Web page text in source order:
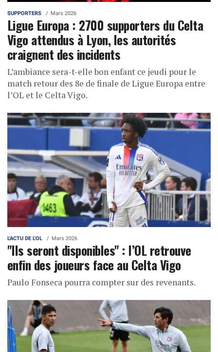
SUPPORTERS Mars 2026
Ligue Europa : 2700 supporters du Celta
Vigo attendus à Lyon, les autorités
craignent des incidents
L’ambiance sera-t-elle bon enfant ce jeudi pour le
match retour des 8e de finale de Ligue Europa entre
l’OL et le Celta Vigo.
L'ACTU DE L'OL Mars 2026
"Ils seront disponibles" : l’OL retrouve
enfin des joueurs face au Celta Vigo
Paulo Fonseca pourra compter sur des revenants.